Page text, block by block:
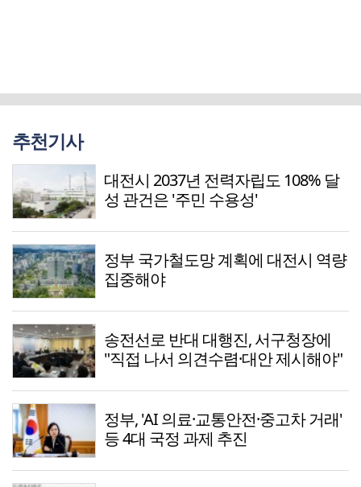
추천기사
대전시 2037년 전력자립도 108% 달
성 관건은 '주민 수용성'
정부 국가철도망 계획에 대전시 역량
집중해야
송전선로 반대 대행진, 서구청장에
"직접 나서 의견수렴·대안 제시해야"
정부, 'AI 의료·교통안전·중고차 거래'
등 4대 국정 과제 추진